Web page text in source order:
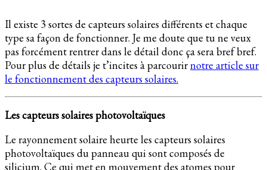
Il existe 3 sortes de capteurs solaires différents et chaque
type sa façon de fonctionner. Je me doute que tu ne veux
pas forcément rentrer dans le détail donc ça sera bref bref.
Pour plus de détails je t’incites à parcourirnotre article sur
le fonctionnement des capteurs solaires.
Les capteurs solaires photovoltaïques
Le rayonnement solaire heurte les capteurs solaires
photovoltaïques du panneau qui sont composés de
silicium. Ce qui met en mouvement des atomes pour